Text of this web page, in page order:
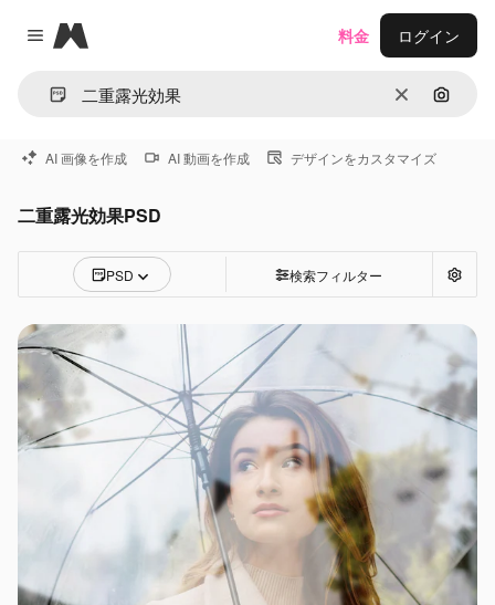
Close menu
Magnific
消去 画像で
料金 ログイン
AI 画像を作成 AI 動画を作成 デザインをカスタマイズ
二重露光効果PSD
PSD 検索フィルター